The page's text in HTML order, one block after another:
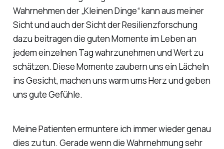
Wahrnehmen der „Kleinen Dinge“ kann aus meiner
Sicht und auch der Sicht der Resilienzforschung
dazu beitragen die guten Momente im Leben an
jedem einzelnen Tag wahrzunehmen und Wert zu
schätzen. Diese Momente zaubern uns ein Lächeln
ins Gesicht, machen uns warm ums Herz und geben
uns gute Gefühle.
Meine Patienten ermuntere ich immer wieder genau
dies zu tun. Gerade wenn die Wahrnehmung sehr